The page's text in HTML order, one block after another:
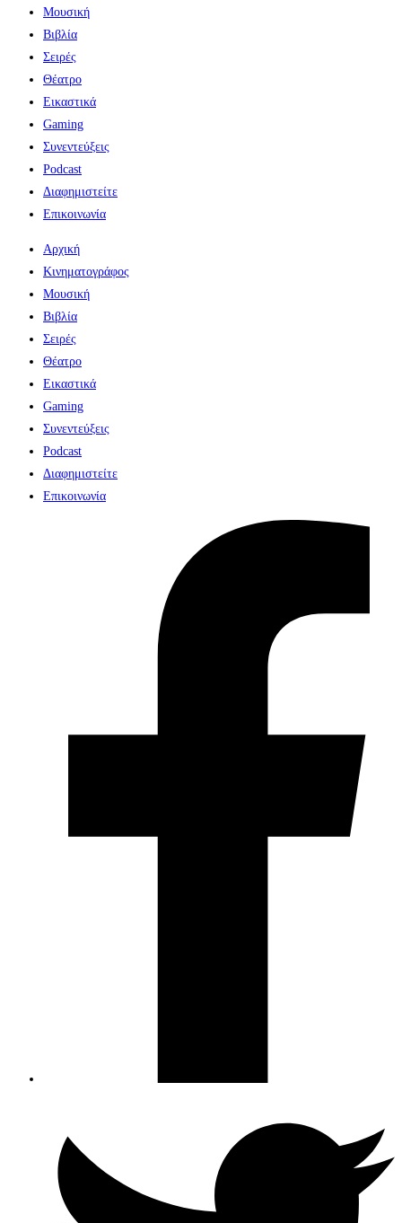
Μουσική
Βιβλία
Σειρές
Θέατρο
Εικαστικά
Gaming
Συνεντεύξεις
Podcast
Διαφημιστείτε
Επικοινωνία
Αρχική
Κινηματογράφος
Μουσική
Βιβλία
Σειρές
Θέατρο
Εικαστικά
Gaming
Συνεντεύξεις
Podcast
Διαφημιστείτε
Επικοινωνία